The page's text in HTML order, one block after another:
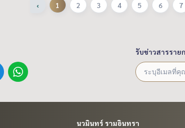
‹ 1 2 3 4 5 6 7
รับข่าวสารราย
นวมินทร์ รามอินทรา